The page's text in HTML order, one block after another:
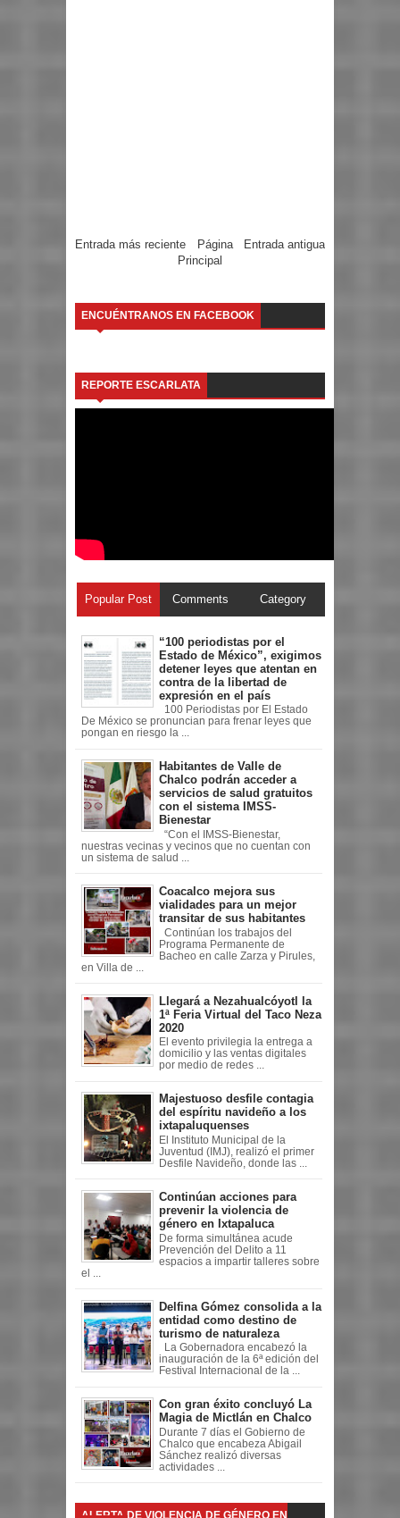
Entrada más reciente Entrada antigua
Página
Principal
ENCUÉNTRANOS EN FACEBOOK
REPORTE ESCARLATA
Popular Post Comments Category
“100 periodistas por el
Estado de México”, exigimos
detener leyes que atentan en
contra de la libertad de
expresión en el país
100 Periodistas por El Estado
De México se pronuncian para frenar leyes que
pongan en riesgo la ...
Habitantes de Valle de
Chalco podrán acceder a
servicios de salud gratuitos
con el sistema IMSS-
Bienestar
“Con el IMSS-Bienestar,
nuestras vecinas y vecinos que no cuentan con
un sistema de salud ...
Coacalco mejora sus
vialidades para un mejor
transitar de sus habitantes
Continúan los trabajos del
Programa Permanente de
Bacheo en calle Zarza y Pirules,
en Villa de ...
Llegará a Nezahualcóyotl la
1ª Feria Virtual del Taco Neza
2020
El evento privilegia la entrega a
domicilio y las ventas digitales
por medio de redes ...
Majestuoso desfile contagia
del espíritu navideño a los
ixtapaluquenses
El Instituto Municipal de la
Juventud (IMJ), realizó el primer
Desfile Navideño, donde las ...
Continúan acciones para
prevenir la violencia de
género en Ixtapaluca
De forma simultánea acude
Prevención del Delito a 11
espacios a impartir talleres sobre
el ...
Delfina Gómez consolida a la
entidad como destino de
turismo de naturaleza
La Gobernadora encabezó la
inauguración de la 6ª edición del
Festival Internacional de la ...
Con gran éxito concluyó La
Magia de Mictlán en Chalco
Durante 7 días el Gobierno de
Chalco que encabeza Abigail
Sánchez realizó diversas
actividades ...
ALERTA DE VIOLENCIA DE GÉNERO EN